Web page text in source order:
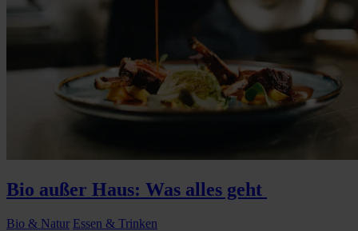
Bio außer Haus: Was alles geht
Bio & Natur Essen & Trinken